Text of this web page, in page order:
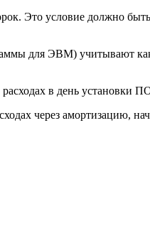
Это условие должно
для ЭВМ) учитывают
в день
через амортизацию,